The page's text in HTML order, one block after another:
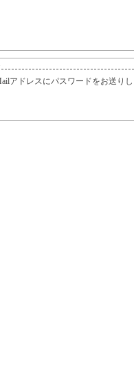
アドレスにパスワードをお送り